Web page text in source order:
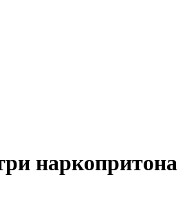
наркопритона